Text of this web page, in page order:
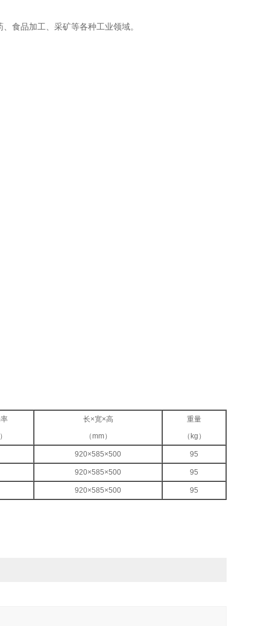
食品加工、采矿等各种工业领域。
长×宽×高
（mm）
重量
（kg）
920×585×500 95
920×585×500 95
920×585×500 95